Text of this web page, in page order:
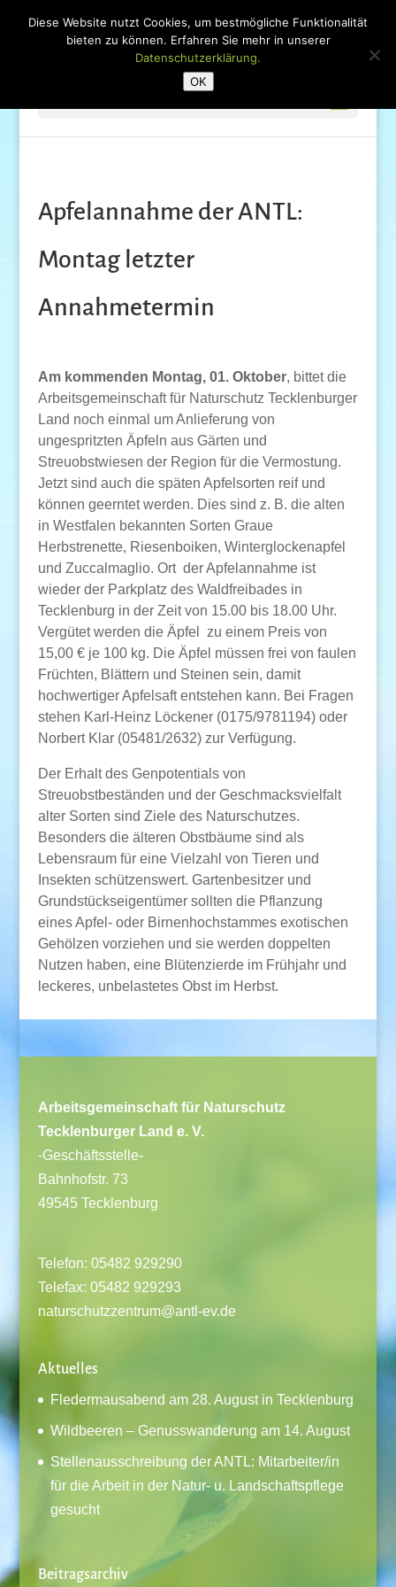
Apfelannahme der ANTL:
Montag letzter
Annahmetermin
Am kommenden Montag, 01. Oktober, bittet die
Arbeitsgemeinschaft für Naturschutz Tecklenburger
Land noch einmal um Anlieferung von
ungespritzten Äpfeln aus Gärten und
Streuobstwiesen der Region für die Vermostung.
Jetzt sind auch die späten Apfelsorten reif und
können geerntet werden. Dies sind z. B. die alten
in Westfalen bekannten Sorten Graue
Herbstrenette, Riesenboiken, Winterglockenapfel
und Zuccalmaglio. Ort der Apfelannahme ist
wieder der Parkplatz des Waldfreibades in
Tecklenburg in der Zeit von 15.00 bis 18.00 Uhr.
Vergütet werden die Äpfel zu einem Preis von
15,00 € je 100 kg. Die Äpfel müssen frei von faulen
Früchten, Blättern und Steinen sein, damit
hochwertiger Apfelsaft entstehen kann. Bei Fragen
stehen Karl-Heinz Löckener (0175/9781194) oder
Norbert Klar (05481/2632) zur Verfügung.
Der Erhalt des Genpotentials von
Streuobstbeständen und der Geschmacksvielfalt
alter Sorten sind Ziele des Naturschutzes.
Besonders die älteren Obstbäume sind als
Lebensraum für eine Vielzahl von Tieren und
Insekten schützenswert. Gartenbesitzer und
Grundstückseigentümer sollten die Pflanzung
eines Apfel- oder Birnenhochstammes exotischen
Gehölzen vorziehen und sie werden doppelten
Nutzen haben, eine Blütenzierde im Frühjahr und
leckeres, unbelastetes Obst im Herbst.
Arbeitsgemeinschaft für Naturschutz
Tecklenburger Land e. V.
-Geschäftsstelle-
Bahnhofstr. 73
49545 Tecklenburg
Telefon: 05482 929290
Telefax: 05482 929293
naturschutzzentrum@antl-ev.de
Aktuelles
Fledermausabend am 28. August in Tecklenburg
Wildbeeren – Genusswanderung am 14. August
Stellenausschreibung der ANTL: Mitarbeiter/in
für die Arbeit in der Natur- u. Landschaftspflege
gesucht
Beitragsarchiv
Diese Website nutzt Cookies, um bestmögliche Funktionalität
bieten zu können. Erfahren Sie mehr in unserer
Datenschutzerklärung.
OK